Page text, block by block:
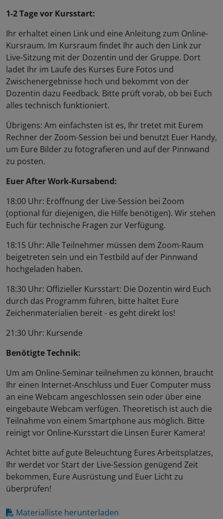
1-2 Tage vor Kursstart:
Ihr erhaltet einen Link und eine Anleitung zum Online-
Kursraum. Im Kursraum findet Ihr auch den Link zur
Live-Sitzung mit der Dozentin und der Gruppe. Dort
ladet Ihr im Laufe des Kurses Eure Fotos und
Zwischenergebnisse hoch und bekommt von der
Dozentin dazu Feedback. Bitte prüft vorab, ob bei Euch
alles technisch funktioniert.
Übrigens: Am einfachsten ist es, Ihr tretet mit Eurem
Rechner der Zoom-Session bei und benutzt Euer Handy,
um Eure Bilder zu fotografieren und auf der Pinnwand
zu posten.
Euer After Work-Kursabend:
18:00 Uhr: Eröffnung der Live-Session bei Zoom
(optional für diejenigen, die Hilfe benötigen). Wir stehen
Euch für technische Fragen zur Verfügung.
18:15 Uhr: Alle Teilnehmer müssen dem Zoom-Raum
beigetreten sein und ein Testbild auf der Pinnwand
hochgeladen haben.
18:30 Uhr: Offizieller Kursstart: Die Dozentin wird Euch
durch das Programm führen, bitte haltet Eure
Zeichenmaterialien bereit - es geht direkt los!
21:30 Uhr: Kursende
Benötigte Technik:
Um am Online-Seminar teilnehmen zu können, braucht
Ihr einen Internet-Anschluss und Euer Computer muss
an eine Webcam angeschlossen sein oder über eine
eingebaute Webcam verfügen. Theoretisch ist auch die
Teilnahme von einem Smartphone aus möglich. Bitte
reinigt vor Online-Kursstart die Linsen Eurer Kamera!
Achtet bitte auf gute Beleuchtung Eures Arbeitsplatzes,
Ihr werdet vor Start der Live-Session genügend Zeit
bekommen, Eure Ausrüstung und Euer Licht zu
überprüfen!
Materialliste herunterladen